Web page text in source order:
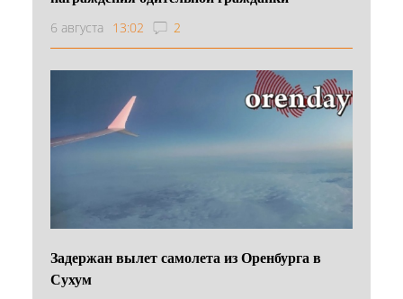
6 августа 13:02 2
Задержан вылет самолета из Оренбурга в
Сухум